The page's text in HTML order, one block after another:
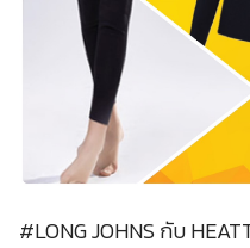
#LONG JOHNS กับ